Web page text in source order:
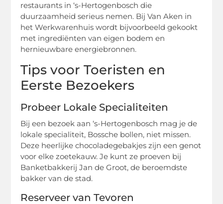
restaurants in ‘s-Hertogenbosch die
duurzaamheid serieus nemen. Bij Van Aken in
het Werkwarenhuis wordt bijvoorbeeld gekookt
met ingrediënten van eigen bodem en
hernieuwbare energiebronnen.
Tips voor Toeristen en
Eerste Bezoekers
Probeer Lokale Specialiteiten
Bij een bezoek aan ‘s-Hertogenbosch mag je de
lokale specialiteit, Bossche bollen, niet missen.
Deze heerlijke chocoladegebakjes zijn een genot
voor elke zoetekauw. Je kunt ze proeven bij
Banketbakkerij Jan de Groot, de beroemdste
bakker van de stad.
Reserveer van Tevoren